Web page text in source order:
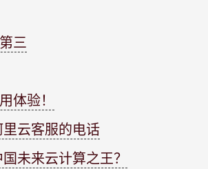
三
体验！
云客服的电话
未来云计算之王？